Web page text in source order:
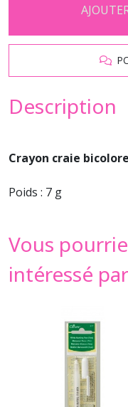
Description
Crayon craie
Poids : 7 g
Vous
intéressé par